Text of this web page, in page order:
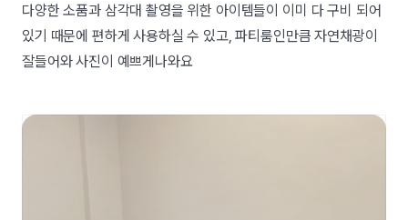
다양한 소품과 삼각대 촬영을 위한 아이템들이 이미 다 구비 되어
있기 때문에 편하게 사용하실 수 있고, 파티룸인만큼 자연채광이
잘들어와 사진이 예쁘게나와요